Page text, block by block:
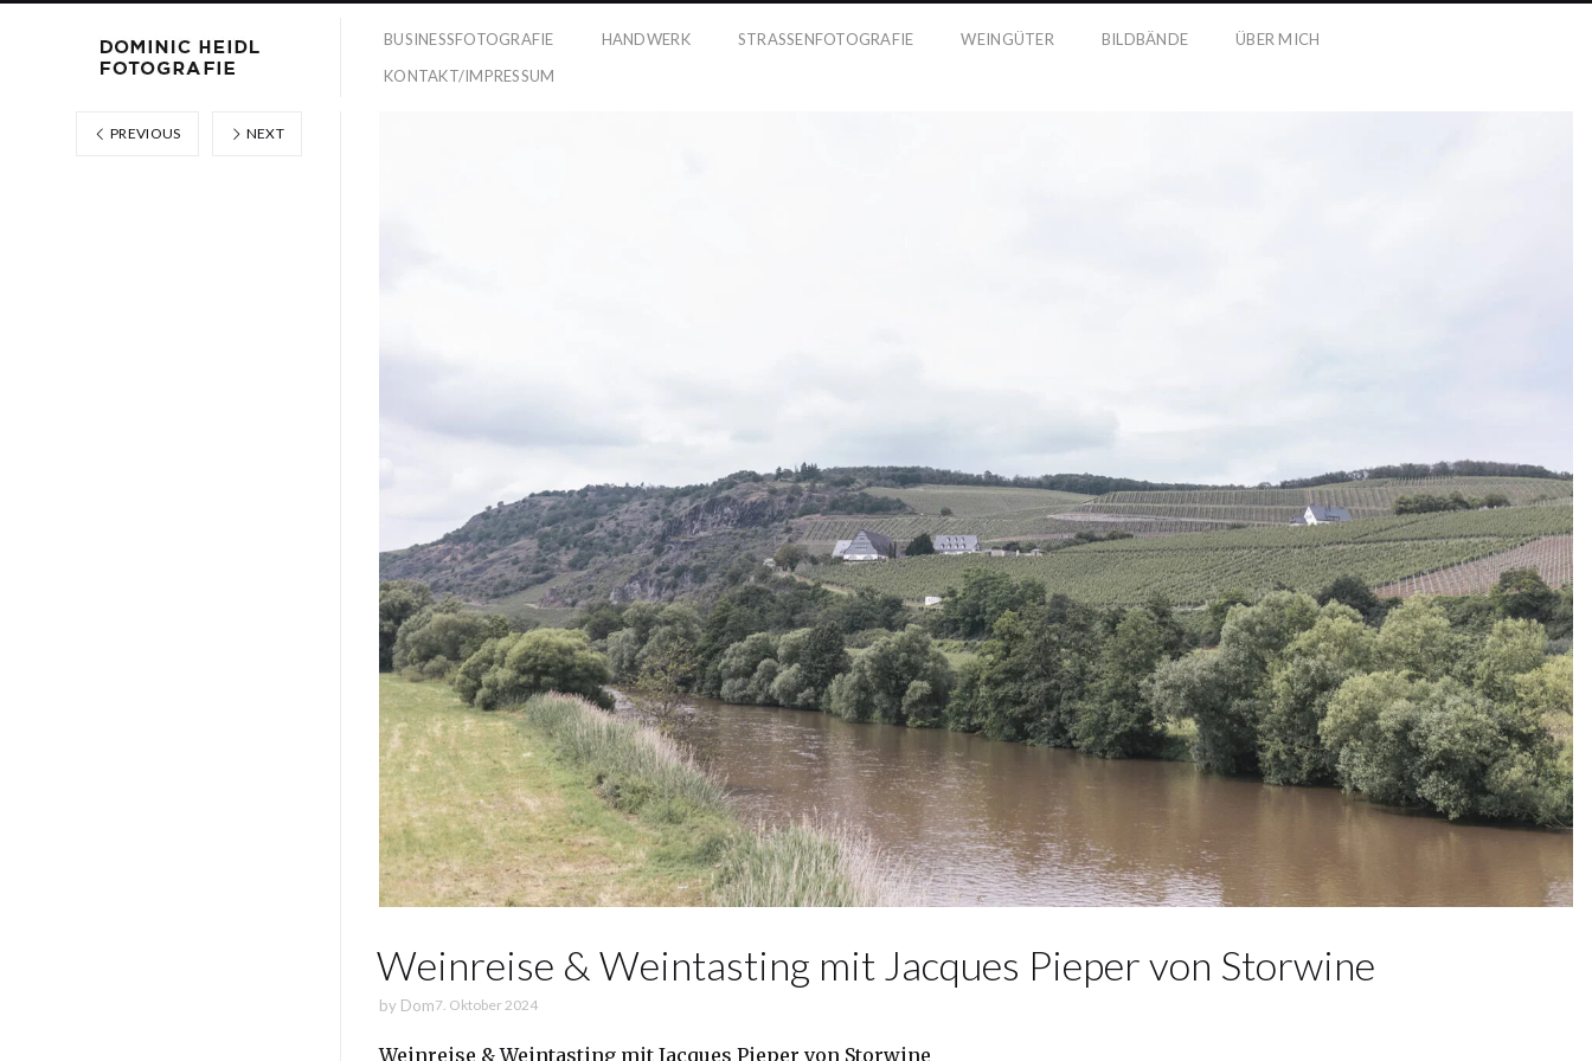
BUSINESSFOTOGRAFIE HANDWERK STRASSENFOTOGRAFIE WEINGÜTER BILDBÄNDE
ÜBER MICH
KONTAKT/IMPRESSUM
Weinreise & Weintasting mit Jacques Pieper von Storwine
by Dom7. Oktober 2024
Weinreise & Weintasting mit Jacques Pieper von Storwine
PREVIOUS NEXT